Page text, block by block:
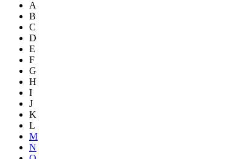
A
B
C
D
E
F
G
H
I
J
K
L
M
N